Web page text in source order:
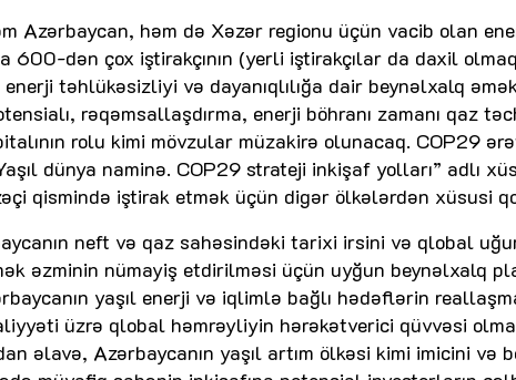
Azərbaycan, həm də Xəzər regionu üçün vacib olan
600-dən çox iştirakçının (yerli iştirakçılar da daxil
təhlükəsizliyi və dayanıqlılığa dair beynəlxalq
rəqəmsallaşdırma, enerji böhranı zamanı qaz
rolu kimi mövzular müzakirə olunacaq. COP29
dünya naminə. COP29 strateji inkişaf yolları” adlı
qismində iştirak etmək üçün digər ölkələrdən xüsusi
neft və qaz sahəsindəki tarixi irsini və qlobal
əzminin nümayiş etdirilməsi üçün uyğun beynəlxalq
yaşıl enerji və iqlimlə bağlı hədəflərin
üzrə qlobal həmrəyliyin hərəkətverici qüvvəsi
əlavə, Azərbaycanın yaşıl artım ölkəsi kimi imicini və